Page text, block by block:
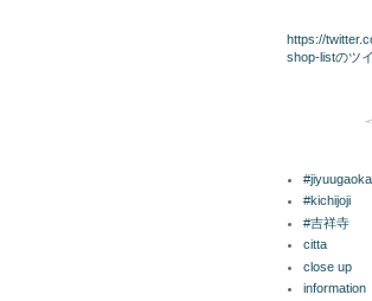
https://
shop-listのツ
Facebook
#kichijoji
#吉祥寺
citta
close up
information